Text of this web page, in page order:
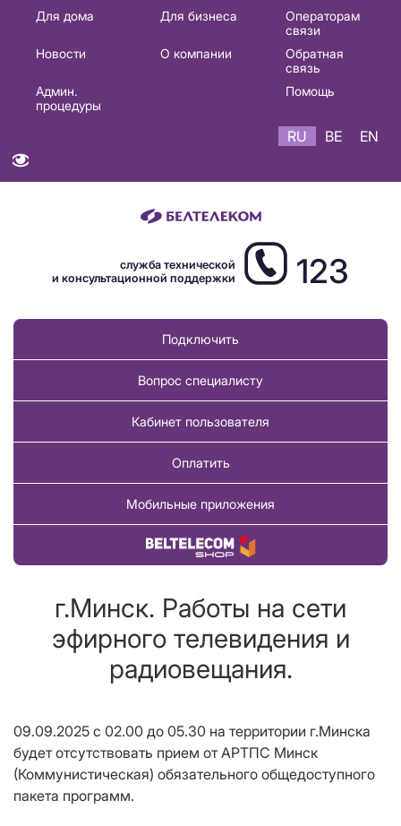
Основная
навигация
Для дома Для бизнеса
Операторам
связи
Новости
О компании
Обратная
связь
Админ.
процедуры
Помощь
RU BE EN
служба технической
и консультационной поддержки
123
Подключить
Вопрос специалисту
Кабинет пользователя
Оплатить
Мобильные приложения
Купить товар
г.Минск. Работы на сети
эфирного телевидения и
радиовещания.
09.09.2025 с 02.00 до 05.30 на территории г.Минска
будет отсутствовать прием от АРТПС Минск
(Коммунистическая) обязательного общедоступного
пакета программ.